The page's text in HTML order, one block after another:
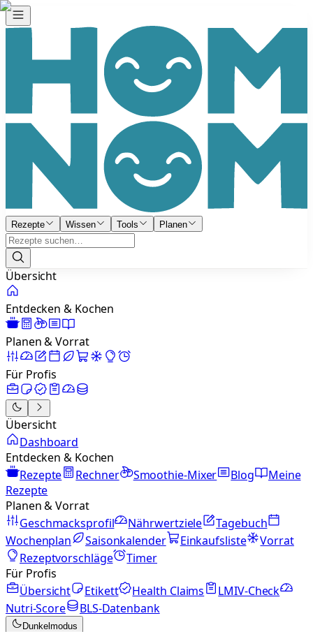
Rezepte Wissen Tools Planen
Übersicht
Entdecken & Kochen
Planen & Vorrat
Für Profis
Übersicht
Dashboard
Entdecken & Kochen
Rezepte
Rechner Smoothie-Mixer Blog
Meine
Rezepte
Planen & Vorrat
Geschmacksprofil
Nährwertziele
Tagebuch
Wochenplan
Saisonkalender Einkaufsliste
Vorrat
Rezeptvorschläge
Timer
Für Profis
Übersicht
Etikett Health Claims
LMIV-Check
Nutri-Score
BLS-Datenbank
Dunkelmodus